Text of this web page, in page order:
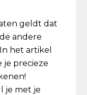
geldt dat
andere
het artikel
je precieze
je met je